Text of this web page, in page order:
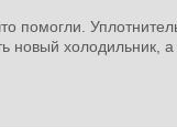
помогли.
холодильник,